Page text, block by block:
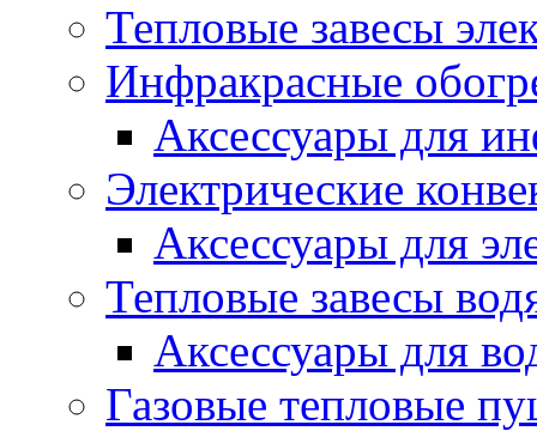
Тепловые завесы
Инфракрасные
Аксессуары для
Электрические
Аксессуары для
Тепловые завесы
Аксессуары для
Газовые тепловые